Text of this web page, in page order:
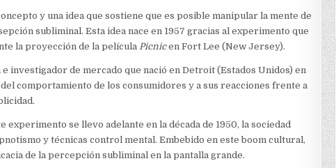
y una idea que sostiene que es posible manipular la mente de
subliminal. Esta idea nace en 1957 gracias al experimento que
la proyección de la película Picnicen Fort Lee (New Jersey).
investigador de mercado que nació en Detroit (Estados Unidos) en
comportamiento de los consumidores y a sus reacciones frente a
experimento se llevo adelante en la década de 1950, la sociedad
y técnicas control mental. Embebido en este boom cultural,
de la percepción subliminal en la pantalla grande.